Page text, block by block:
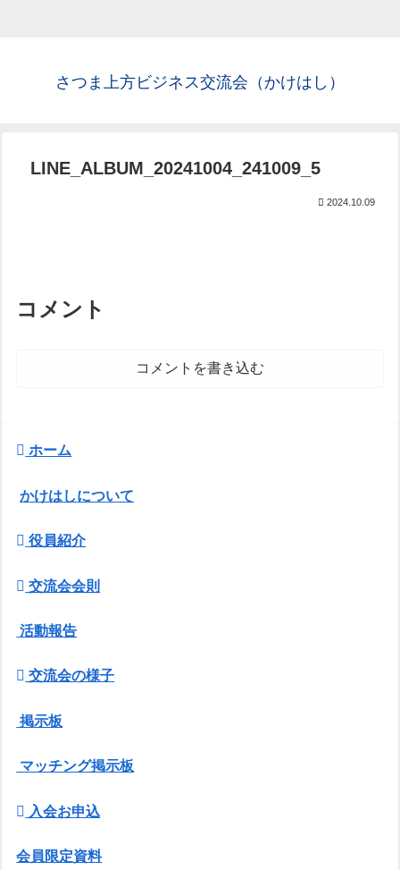
さつま上方ビジネス交流会（かけはし）
LINE_ALBUM_20241004_241009_5
2024.10.09
コメント
コメントを書き込む
ホーム
かけはしについて
役員紹介
交流会会則
活動報告
交流会の様子
掲示板
マッチング掲示板
入会お申込
会員限定資料